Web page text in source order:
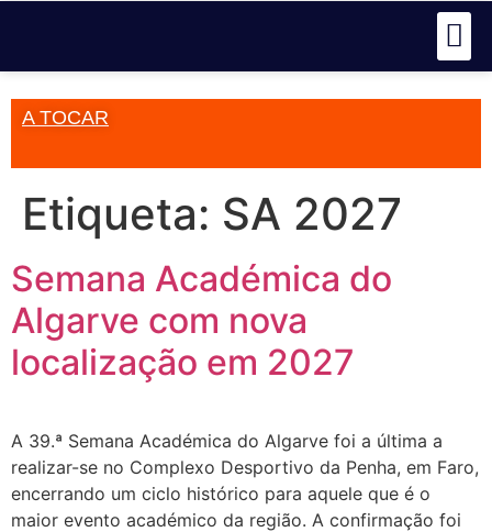
A TOCAR
Etiqueta: SA 2027
Semana Académica do
Algarve com nova
localização em 2027
A 39.ª Semana Académica do Algarve foi a última a
realizar-se no Complexo Desportivo da Penha, em Faro,
encerrando um ciclo histórico para aquele que é o
maior evento académico da região. A confirmação foi